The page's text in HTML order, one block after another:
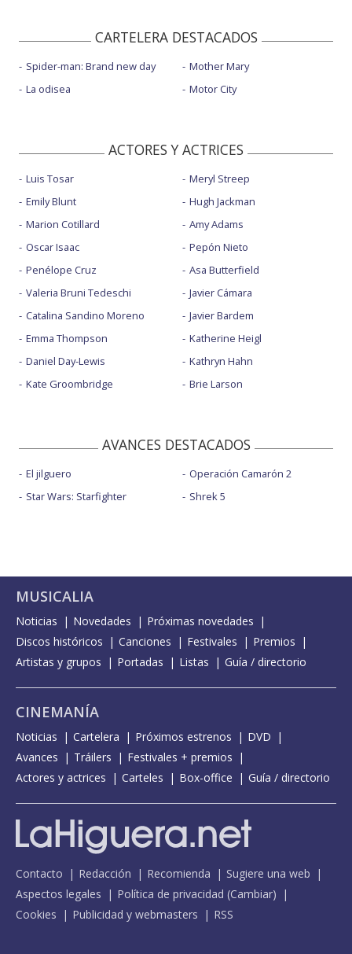
CARTELERA DESTACADOS
Spider-man: Brand new day
La odisea
Mother Mary
Motor City
ACTORES Y ACTRICES
Luis Tosar
Emily Blunt
Marion Cotillard
Oscar Isaac
Penélope Cruz
Valeria Bruni Tedeschi
Catalina Sandino Moreno
Emma Thompson
Daniel Day-Lewis
Kate Groombridge
Meryl Streep
Hugh Jackman
Amy Adams
Pepón Nieto
Asa Butterfield
Javier Cámara
Javier Bardem
Katherine Heigl
Kathryn Hahn
Brie Larson
AVANCES DESTACADOS
El jilguero
Star Wars: Starfighter
Operación Camarón 2
Shrek 5
MUSICALIA
Noticias Novedades
Próximas novedades
Discos históricos
Canciones Festivales
Premios
Artistas y grupos
Portadas Listas Guía / directorio
CINEMANÍA
Noticias Cartelera Próximos estrenos
DVD
Avances
Tráilers
Festivales + premios
Actores y actrices
Carteles Box-office Guía / directorio
Contacto Redacción Recomienda
Sugiere una web
Aspectos legales
Política de privacidad (Cambiar)
Cookies
Publicidad y webmasters RSS